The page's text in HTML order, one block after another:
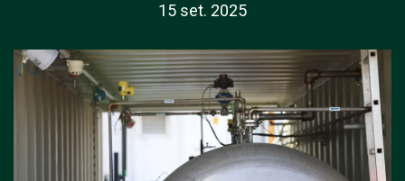
15 set. 2025